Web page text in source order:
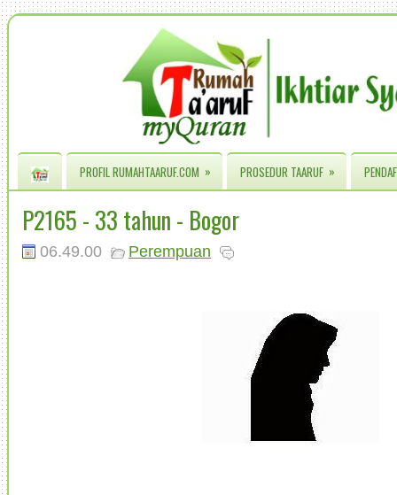
PROFIL RUMAHTAARUF.COM » PROSEDUR TAARUF »
P2165 - 33 tahun - Bogor
06.49.00 Perempuan